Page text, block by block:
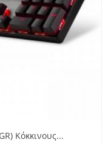
Κόκκινους...